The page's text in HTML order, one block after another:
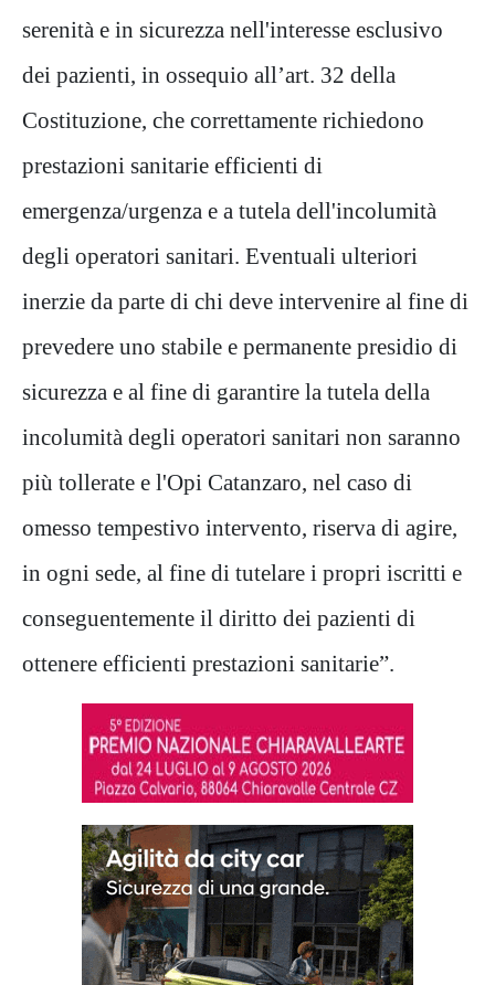
serenità e in sicurezza nell'interesse esclusivo
dei pazienti, in ossequio all’art. 32 della
Costituzione, che correttamente richiedono
prestazioni sanitarie efficienti di
emergenza/urgenza e a tutela dell'incolumità
degli operatori sanitari. Eventuali ulteriori
inerzie da parte di chi deve intervenire al fine di
prevedere uno stabile e permanente presidio di
sicurezza e al fine di garantire la tutela della
incolumità degli operatori sanitari non saranno
più tollerate e l'Opi Catanzaro, nel caso di
omesso tempestivo intervento, riserva di agire,
in ogni sede, al fine di tutelare i propri iscritti e
conseguentemente il diritto dei pazienti di
ottenere efficienti prestazioni sanitarie”.